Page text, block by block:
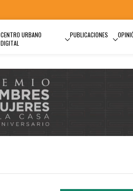
CENTRO URBANO
DIGITAL
PUBLICACIONES